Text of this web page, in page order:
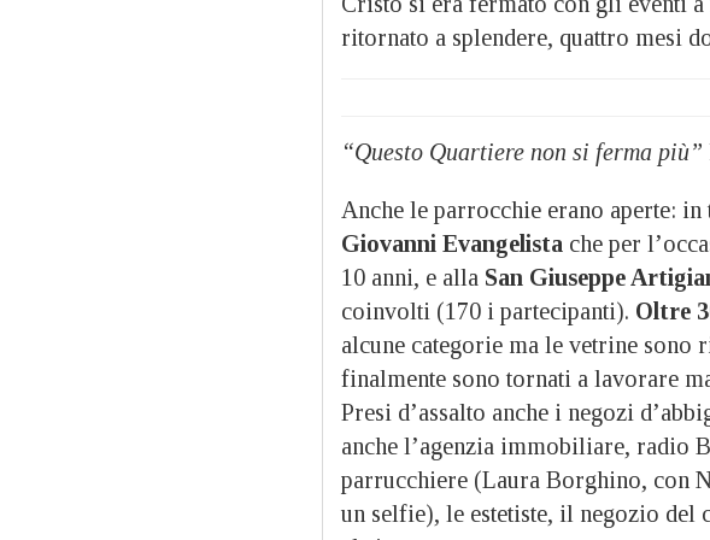
ritornato a splendere, quattro mesi
“Questo Quartiere non si ferma più”
Anche le parrocchie erano aperte:
Giovanni Evangelista che per
10 anni, e alla San Giuseppe
coinvolti (170 i partecipanti). Oltre
alcune categorie ma le vetrine sono
finalmente sono tornati a lavorare
Presi d’assalto anche i negozi
anche l’agenzia immobiliare, radio
parrucchiere (Laura Borghino, con
un selfie), le estetiste, il negozio